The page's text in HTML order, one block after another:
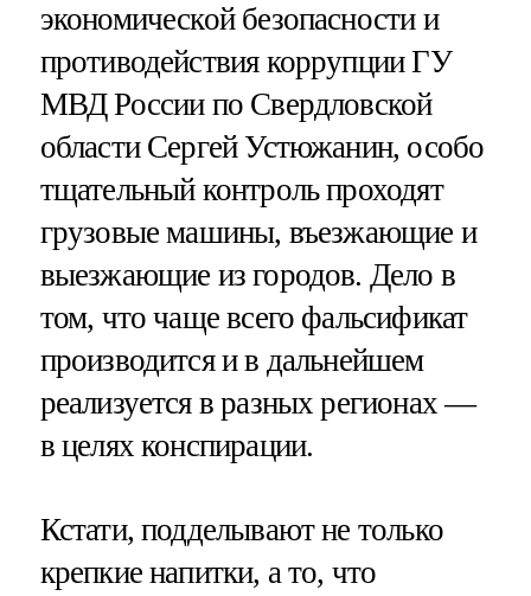
экономической безопасности и
противодействия коррупции ГУ
МВД России по Свердловской
области Сергей Устюжанин, особо
тщательный контроль проходят
грузовые машины, въезжающие и
выезжающие из городов. Дело в
том, что чаще всего фальсификат
производится и в дальнейшем
реализуется в разных регионах —
в целях конспирации.
Кстати, подделывают не только
крепкие напитки, а то, что